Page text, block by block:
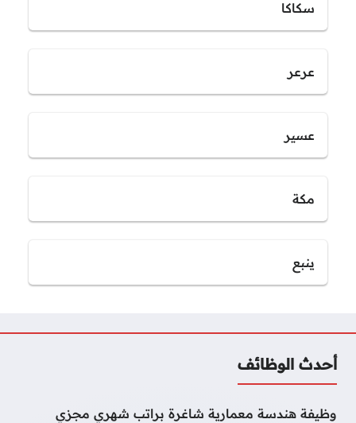
سكاكا
عرعر
عسير
مكة
ينبع
أحدث الوظائف
وظيفة هندسة معمارية شاغرة براتب شهري مجزي